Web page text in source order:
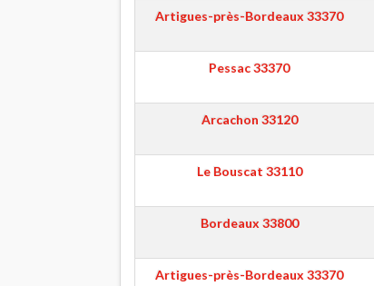
Artigues-près-Bordeaux 33370
Pessac33370
Arcachon 33120
Le Bouscat 33110
Bordeaux 33800
Artigues-près-Bordeaux 33370